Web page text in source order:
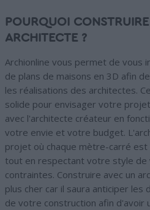
POURQUOI
ARCHITECTE ?
Archionline vous permet de vous
de plans de maisons en 3D afin
les réalisations des architectes.
solide pour envisager votre
avec l'architecte créateur en
votre envie et votre budget.
projet où chaque mètre-carré
tout en respectant votre style de
contraintes. Construire avec un
plus cher car il saura anticiper
de votre construction afin